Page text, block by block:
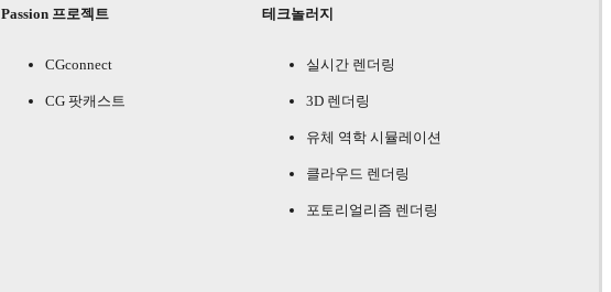
Passion 프로젝트
CGconnect
CG 팟캐스트
테크놀러지
실시간 렌더링
3D 렌더링
유체 역학 시뮬레이션
클라우드 렌더링
포토리얼리즘 렌더링